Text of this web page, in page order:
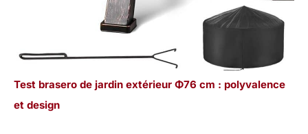
Test brasero de jardin extérieur Φ76 cm : polyvalence
et design